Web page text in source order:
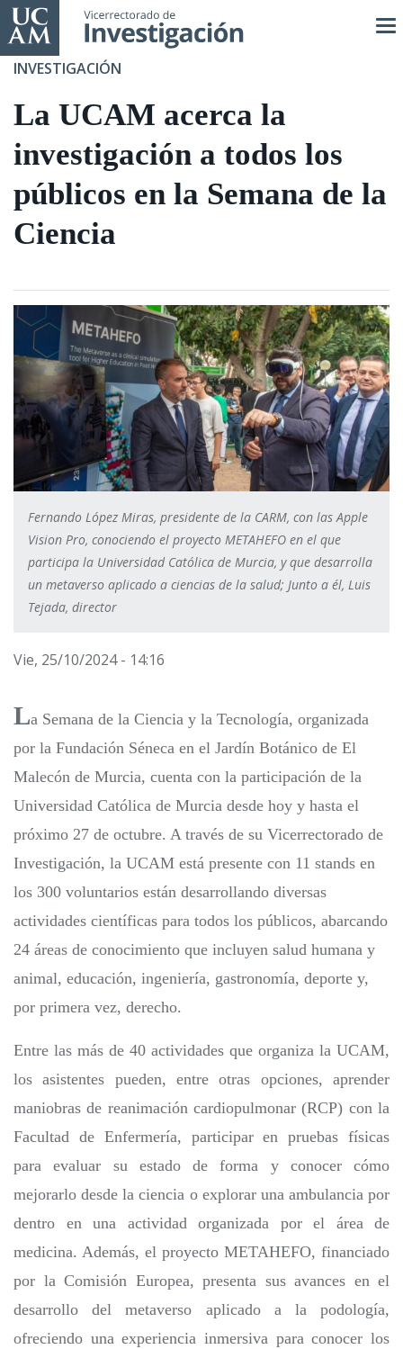
Pasar
al
contenido
INVESTIGACIÓN
La UCAM acerca la
investigación a todos los
públicos en la Semana de la
Ciencia
Fernando López Miras, presidente de la CARM, con las Apple
Vision Pro, conociendo el proyecto METAHEFO en el que
participa la Universidad Católica de Murcia, y que desarrolla
un metaverso aplicado a ciencias de la salud; Junto a él, Luis
Tejada, director
Vie, 25/10/2024 - 14:16
La Semana de la Ciencia y la Tecnología, organizada
por la Fundación Séneca en el Jardín Botánico de El
Malecón de Murcia, cuenta con la participación de la
Universidad Católica de Murcia desde hoy y hasta el
próximo 27 de octubre. A través de su Vicerrectorado de
Investigación, la UCAM está presente con 11 stands en
los 300 voluntarios están desarrollando diversas
actividades científicas para todos los públicos, abarcando
24 áreas de conocimiento que incluyen salud humana y
animal, educación, ingeniería, gastronomía, deporte y,
por primera vez, derecho.
Entre las más de 40 actividades que organiza la UCAM,
los asistentes pueden, entre otras opciones, aprender
maniobras de reanimación cardiopulmonar (RCP) con la
Facultad de Enfermería, participar en pruebas físicas
para evaluar su estado de forma y conocer cómo
mejorarlo desde la ciencia o explorar una ambulancia por
dentro en una actividad organizada por el área de
medicina. Además, el proyecto METAHEFO, financiado
por la Comisión Europea, presenta sus avances en el
desarrollo del metaverso aplicado a la podología,
ofreciendo una experiencia inmersiva para conocer los